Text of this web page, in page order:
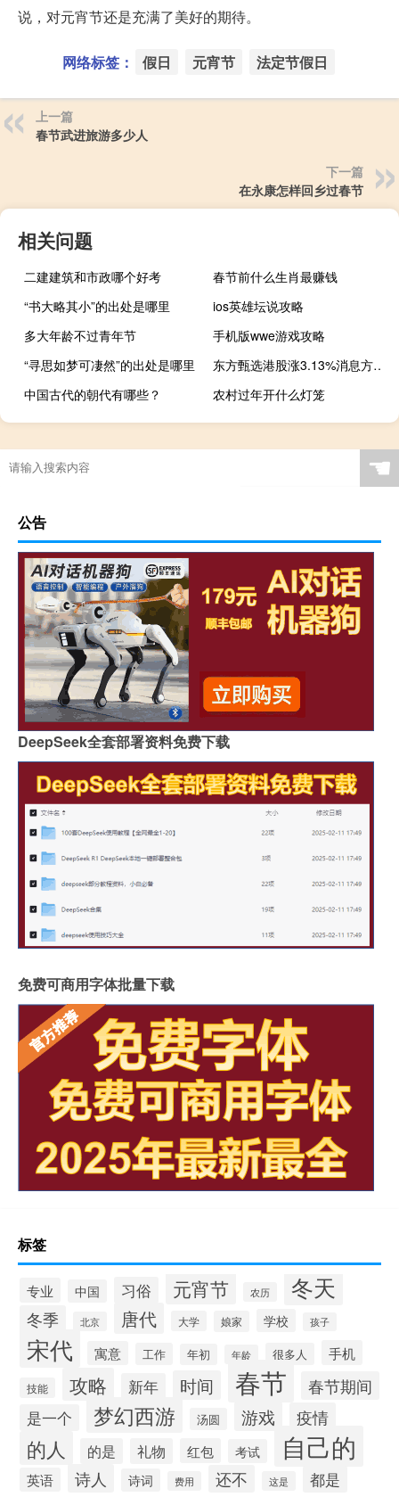
说，对元宵节还是充满了美好的期待。
网络标签： 假日 元宵节 法定节假日
上一篇
春节武进旅游多少人
下一篇
在永康怎样回乡过春节
相关问题
二建建筑和市政哪个好考
春节前什么生肖最赚钱
“书大略其小”的出处是哪里
ios英雄坛说攻略
多大年龄不过青年节
手机版wwe游戏攻略
“寻思如梦可凄然”的出处是哪里
东方甄选港股涨3.13%消息方面今日8点东方甄选在淘宝开启直播首秀开播刚刚1小时截至早上9点销售额突破1000万元在线人数突破210万具体商品方面东方甄选自营烤肠1小时卖出6000单东方甄选厄瓜多尔南美白虾热卖5000单戴森吹风机1小时销售额达150万元
中国古代的朝代有哪些？
农村过年开什么灯笼
☚
公告
DeepSeek全套部署资料免费下载
免费可商用字体批量下载
标签
专业 中国 习俗 元宵节 农历 冬天
冬季 北京 唐代 大学 娘家 学校 孩子
宋代 寓意 工作 年初 年龄 很多人 手机
技能 攻略 新年 时间 春节 春节期间
是一个 梦幻西游 汤圆 游戏 疫情
的人 的是 礼物 红包 考试 自己的
英语 诗人 诗词 费用 还不 这是 都是